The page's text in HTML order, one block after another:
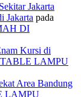
Jakarta
Jakarta pada
DI
Kursi di
LAMPU
Area Bandung
LAMPU